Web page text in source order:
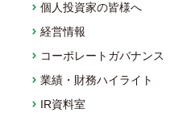
個人投資家の皆様へ
経営情報
コーポレートガバナンス
業績・財務ハイライト
IR資料室